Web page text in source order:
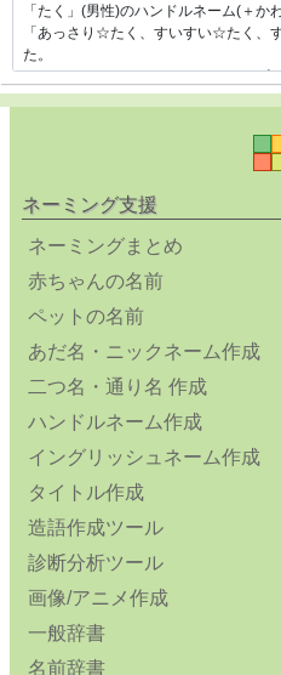
ネーミング支援
ネーミングまとめ
赤ちゃんの名前
ペットの名前
あだ名・ニックネーム作成
二つ名・通り名 作成
ハンドルネーム作成
イングリッシュネーム作成
タイトル作成
造語作成ツール
診断分析ツール
画像/アニメ作成
一般辞書
名前辞書